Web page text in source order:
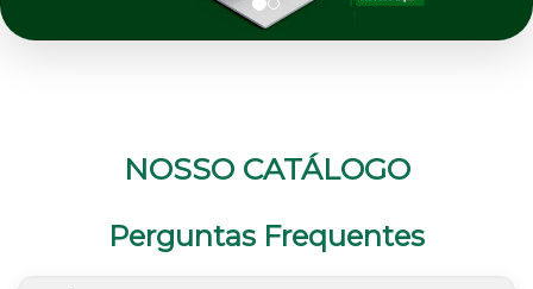
NOSSO CATÁLOGO
Perguntas Frequentes